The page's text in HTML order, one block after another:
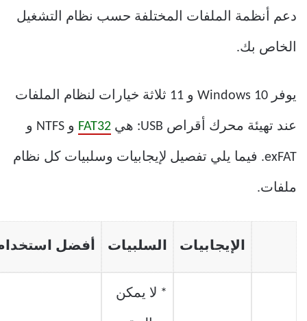
دعم أنظمة الملفات المختلفة حسب نظام التشغيل
الخاص بك.
يوفر Windows 10 و 11 ثلاثة خيارات لنظام الملفات
عند تهيئة محرك أقراص USB: هي FAT32 و NTFS و
exFAT. فيما يلي تفصيل لإيجابيات وسلبيات كل نظام
ملفات.
الإيجابيات السلبيات أفضل
* لا يمكن